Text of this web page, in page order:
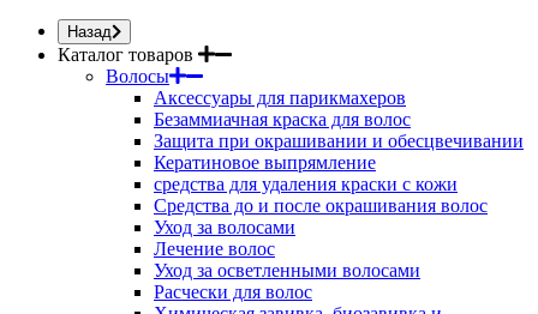
Назад
Каталог товаров
Волосы
Аксессуары для парикмахеров
Безаммиачная краска для волос
Защита при окрашивании и обесцвечивании
Кератиновое выпрямление
средства для удаления краски с кожи
Средства до и после окрашивания волос
Уход за волосами
Лечение волос
Уход за осветленными волосами
Расчески для волос